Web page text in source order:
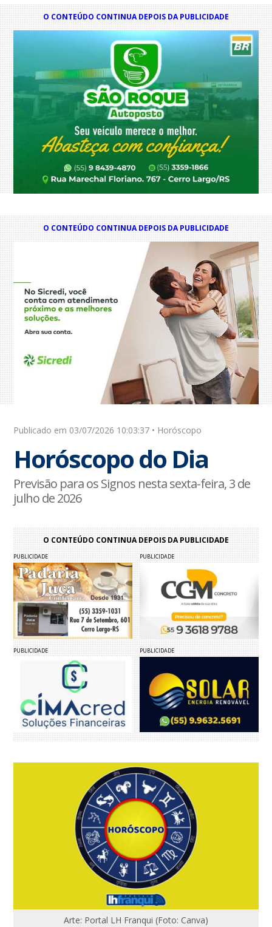
O CONTEÚDO CONTINUA DEPOIS DA PUBLICIDADE
O CONTEÚDO CONTINUA DEPOIS DA PUBLICIDADE
Publicado em 03/07/2026 10:03:37 • Horóscopo
Horóscopo do Dia
Previsão para os Signos nesta sexta-feira, 3 de
julho de 2026
O CONTEÚDO CONTINUA DEPOIS DA PUBLICIDADE
PUBLICIDADE PUBLICIDADE
PUBLICIDADE PUBLICIDADE
Arte: Portal LH Franqui (Foto: Canva)